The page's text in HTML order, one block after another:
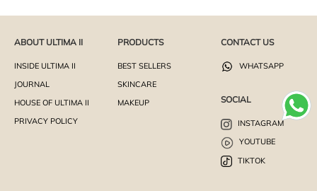
ABOUT ULTIMA II
INSIDE ULTIMA II
JOURNAL
HOUSE OF ULTIMA II
PRIVACY POLICY
PRODUCTS
BEST SELLERS
SKINCARE
MAKEUP
CONTACT US
WHATSAPP
SOCIAL
INSTAGRAM
YOUTUBE
TIKTOK